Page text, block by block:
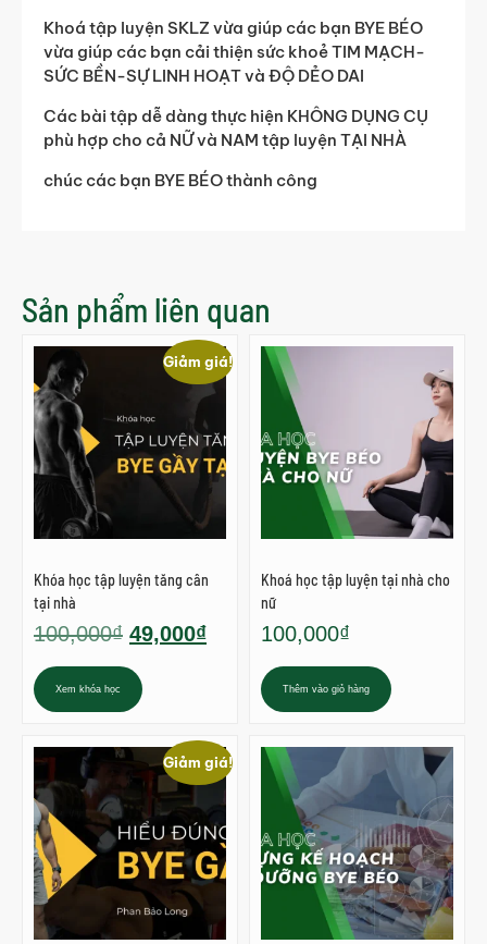
Khoá tập luyện SKLZ vừa giúp các bạn BYE BÉO
vừa giúp các bạn cải thiện sức khoẻ TIM MẠCH-
SỨC BỀN-SỰ LINH HOẠT và ĐỘ DẺO DAI
Các bài tập dễ dàng thực hiện KHÔNG DỤNG CỤ
phù hợp cho cả NỮ và NAM tập luyện TẠI NHÀ
chúc các bạn BYE BÉO thành công
Sản phẩm liên quan
Giảm giá!
Khóa học tập luyện tăng cân
tại nhà
100,000₫ 49,000₫
Xem khóa học
Khoá học tập luyện tại nhà cho
nữ
100,000₫
Thêm vào giỏ hàng
Giảm giá!